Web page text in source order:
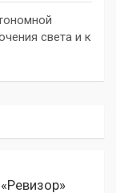
света и к